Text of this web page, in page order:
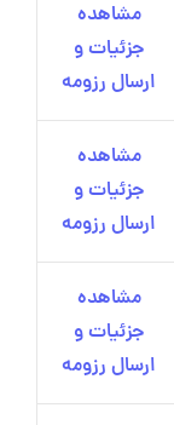
مشاهده
جزئیات و
ارسال رزومه
مشاهده
جزئیات و
ارسال رزومه
مشاهده
جزئیات و
ارسال رزومه